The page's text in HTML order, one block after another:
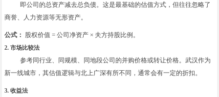
即公司的总资产减去总负债。这是最基础的估值方式，但往往忽略了
商誉、人力资源等无形资产。
公式： 股权价值 = 公司净资产 × 夫方持股比例。
2. 市场比较法
参考同行业、同规模、同地段公司的并购价格或转让价格。武汉作为
新一线城市，其估值逻辑与北上广深有所不同，通常会有一定的折扣。
3. 收益法